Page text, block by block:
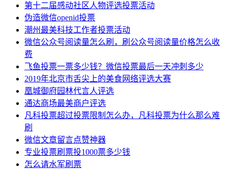
第十二届感动社区人物评选投票活动
伪造微信openid投票
潮州最美科技工作者投票活动
微信公众号阅读量怎么刷，刷公众号阅读量价格怎么收
费
飞鱼投票一票多少钱？微信投票最后一天冲刺多少
2019年北京市舌尖上的美食网络评选大赛
凰城御府园林代言人评选
通达商场最美商户评选
凡科投票超过投票限制怎么办，凡科投票为什么那么难
刷
微信文章留言点赞神器
专业投票刷票投1000票多少钱
怎么请水军刷票